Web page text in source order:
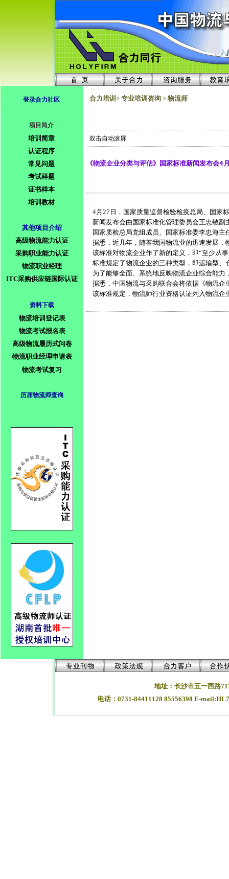
登录合力社区
项目简介
培训简章
认证程序
常见问题
考试样题
证书样本
培训教材
其他项目介绍
高级物流能力认证
采购职业能力认证
物流职业经理
ITC采购供应链国际认证
资料下载
物流培训登记表
物流考试报名表
高级物流履历式问卷
物流职业经理申请表
物流考试复习
历届物流师查询
合力培训> 专业培训咨询 > 物流师
双击自动滚屏
《物流企业分类与评估》国家标准新闻发布会4
4月27日，国家质量监督检验检疫总局、国家
新闻发布会由国家标准化管理委员会王忠敏副
国家质检总局党组成员、国家标准委李忠海主
据悉，近几年，随着我国物流业的迅速发展，
该标准对物流企业作了新的定义，即“至少从
标准规定了物流企业的三种类型，即运输型、
为了能够全面、系统地反映物流企业综合能力
据悉，中国物流与采购联合会将依据《物流企
该标准规定，物流师行业资格认证列入物流企
地址：长沙市五一西路
电话：0731-84411128 85556398 E-